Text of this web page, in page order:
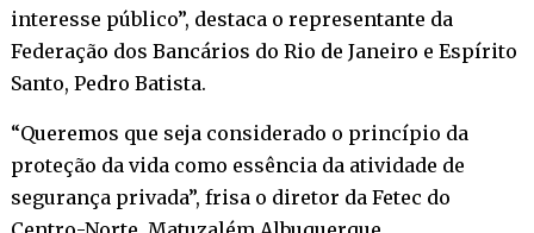
interesse público”, destaca o representante da
Federação dos Bancários do Rio de Janeiro e Espírito
Santo, Pedro Batista.
“Queremos que seja considerado o princípio da
proteção da vida como essência da atividade de
segurança privada”, frisa o diretor da Fetec do